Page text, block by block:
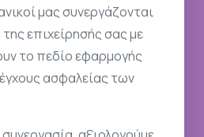
μας συνεργάζονται
επιχείρησής σας με
το πεδίο εφαρμογής
ασφαλείας των